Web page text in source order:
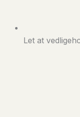
Let at